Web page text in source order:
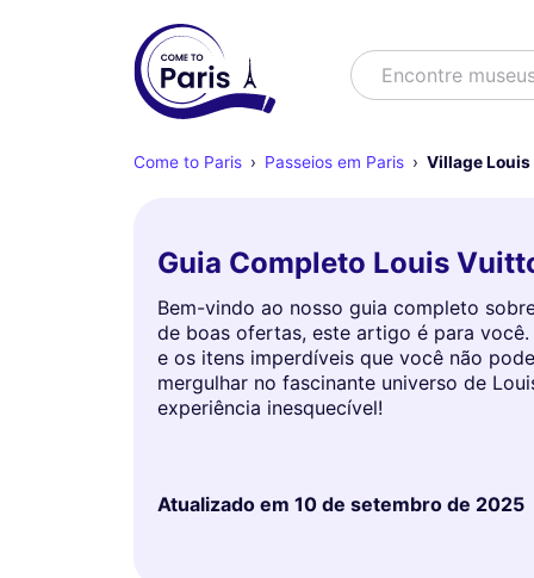
BuscarEncontre
Come to Paris Passeios em Paris Village
Guia Completo Louis
Bem-vindo ao nosso guia completo
de boas ofertas, este artigo é para
e os itens imperdíveis que você não
mergulhar no fascinante universo de
experiência inesquecível!
Atualizado em 10 de setembro de 2025